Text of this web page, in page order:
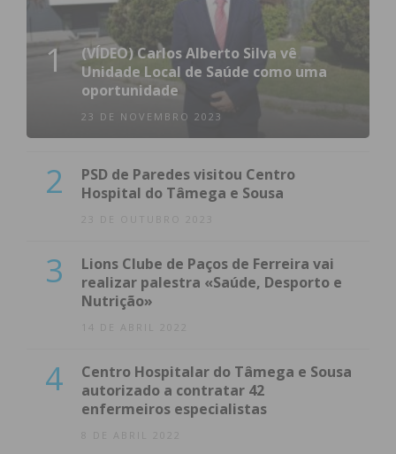
1
(VÍDEO) Carlos Alberto Silva vê
Unidade Local de Saúde como uma
oportunidade
23 DE NOVEMBRO 2023
2
PSD de Paredes visitou Centro
Hospital do Tâmega e Sousa
23 DE OUTUBRO 2023
3
Lions Clube de Paços de Ferreira vai
realizar palestra «Saúde, Desporto e
Nutrição»
14 DE ABRIL 2022
4
Centro Hospitalar do Tâmega e Sousa
autorizado a contratar 42
enfermeiros especialistas
8 DE ABRIL 2022